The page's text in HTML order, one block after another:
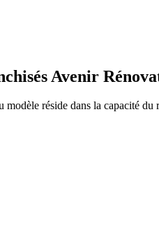
Avenir
réside dans la capacité du